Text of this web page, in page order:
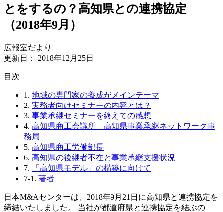
とをするの？高知県との連携協定
（2018年9月）
広報室だより
更新日： 2018年12月25日
⽬次
1. 地域の専門家の養成がメインテーマ
2. 実務者向けセミナーの内容とは？
3. 事業承継セミナーを終えての感想
4. 高知県商工会議所 高知県事業承継ネットワーク事
務局
5. 高知県商工労働部長
6. 高知県の後継者不在と事業承継支援状況
7.
「高知県モデル」の構築に向けて
7-1. 著者
日本M&Aセンターは、2018年9月21日に高知県と連携協定を
締結いたしました。 当社が都道府県と連携協定を結ぶの